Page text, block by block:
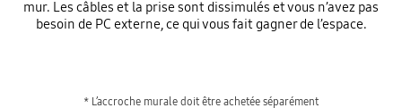
mur. Les câbles et la prise sont dissimulés et vous n’avez pas
besoin de PC externe, ce qui vous fait gagner de l’espace.
* L’accroche murale doit être achetée séparément